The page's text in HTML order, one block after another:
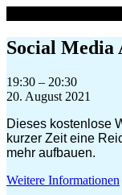
springen
Social Media
Social
Media
19:30 – 20:30
20. August 2021
Dieses kostenlose
kurzer Zeit eine
mehr aufbauen.
Weitere Informationen